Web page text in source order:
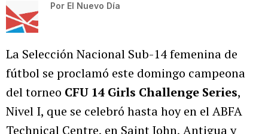
Por El Nuevo Día
La Selección Nacional Sub-14 femenina de
fútbol se proclamó este domingo campeona
del torneo CFU 14 Girls Challenge Series,
Nivel I, que se celebró hasta hoy en el ABFA
Technical Centre, en Saint John, Antigua y